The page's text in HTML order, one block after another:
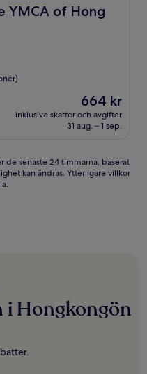
YMCA of Hong
of Hong Kong
Priset
är
664 kr
664 kr
inklusive skatter och avgifter
31 aug. – 1 sep.
de senaste 24 timmarna, baserat
kan ändras. Ytterligare villkor
i Hongkongön